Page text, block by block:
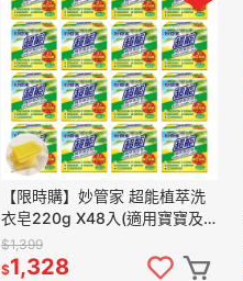
【限時購】妙管家 超能植萃洗
衣皂220g X48入(適用寶寶及
貼身衣物)
$1,399
$1,328